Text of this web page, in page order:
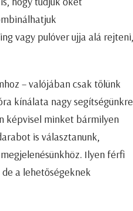
vagy pulóver ujja alá rejteni,
– valójában csak tőlünk
kínálata nagy segítségünkre
képvisel minket bármilyen
is választanunk,
Ilyen férfi
a lehetőségeknek